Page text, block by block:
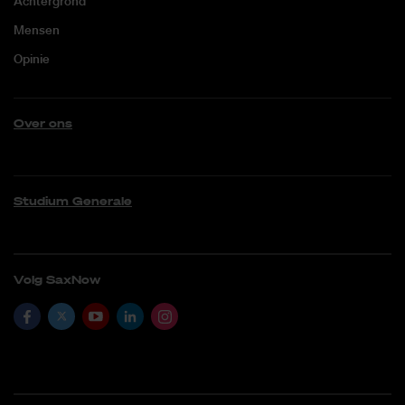
Mensen
Opinie
Over ons
Studium Generale
Volg SaxNow